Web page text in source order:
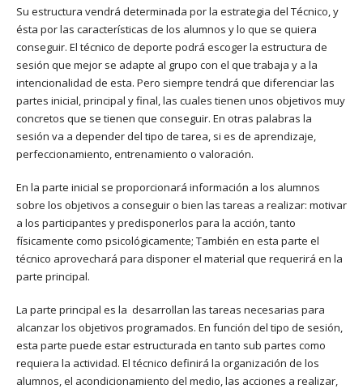
Su estructura vendrá determinada por la estrategia del Técnico, y
ésta por las características de los alumnos y lo que se quiera
conseguir. El técnico de deporte podrá escoger la estructura de
sesión que mejor se adapte al grupo con el que trabaja y a la
intencionalidad de esta. Pero siempre tendrá que diferenciar las
partes inicial, principal y final, las cuales tienen unos objetivos muy
concretos que se tienen que conseguir. En otras palabras la
sesión va a depender del tipo de tarea, si es de aprendizaje,
perfeccionamiento, entrenamiento o valoración.
En la parte inicial se proporcionará información a los alumnos
sobre los objetivos a conseguir o bien las tareas a realizar: motivar
a los participantes y predisponerlos para la acción, tanto
físicamente como psicológicamente; También en esta parte el
técnico aprovechará para disponer el material que requerirá en la
parte principal.
La parte principal es la desarrollan las tareas necesarias para
alcanzar los objetivos programados. En función del tipo de sesión,
esta parte puede estar estructurada en tanto sub partes como
requiera la actividad. El técnico definirá la organización de los
alumnos, el acondicionamiento del medio, las acciones a realizar,